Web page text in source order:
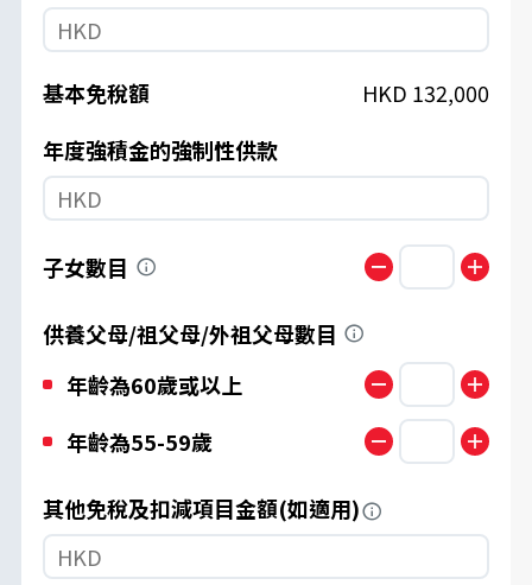
基本免稅額 HKD 132,000
年度強積金的強制性供款
子女數目
供養父母/祖父母/外祖父母數目
年齡為60歲或以上
年齡為55-59歲
其他免稅及扣減項目金額(如適用)